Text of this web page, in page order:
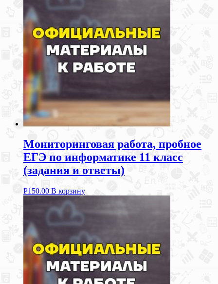
Мониторинговая работа, пробное
ЕГЭ по информатике 11 класс
(задания и ответы)
Р150.00 В корзину